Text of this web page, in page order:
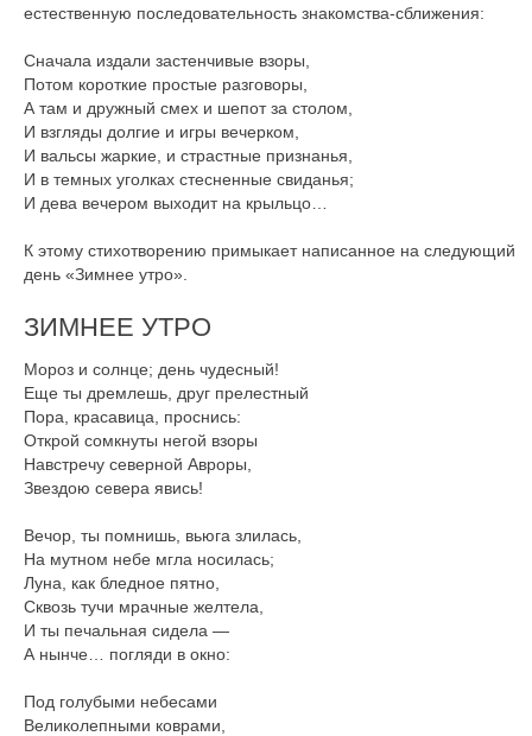
естественную последовательность знакомства-сближения:
Сначала издали застенчивые взоры,
Потом короткие простые разговоры,
А там и дружный смех и шепот за столом,
И взгляды долгие и игры вечерком,
И вальсы жаркие, и страстные признанья,
И в темных уголках стесненные свиданья;
И дева вечером выходит на крыльцо…
К этому стихотворению примыкает написанное на следующий
день «Зимнее утро».
ЗИМНЕЕ УТРО
Мороз и солнце; день чудесный!
Еще ты дремлешь, друг прелестный
Пора, красавица, проснись:
Открой сомкнуты негой взоры
Навстречу северной Авроры,
Звездою севера явись!
Вечор, ты помнишь, вьюга злилась,
На мутном небе мгла носилась;
Луна, как бледное пятно,
Сквозь тучи мрачные желтела,
И ты печальная сидела —
А нынче… погляди в окно:
Под голубыми небесами
Великолепными коврами,